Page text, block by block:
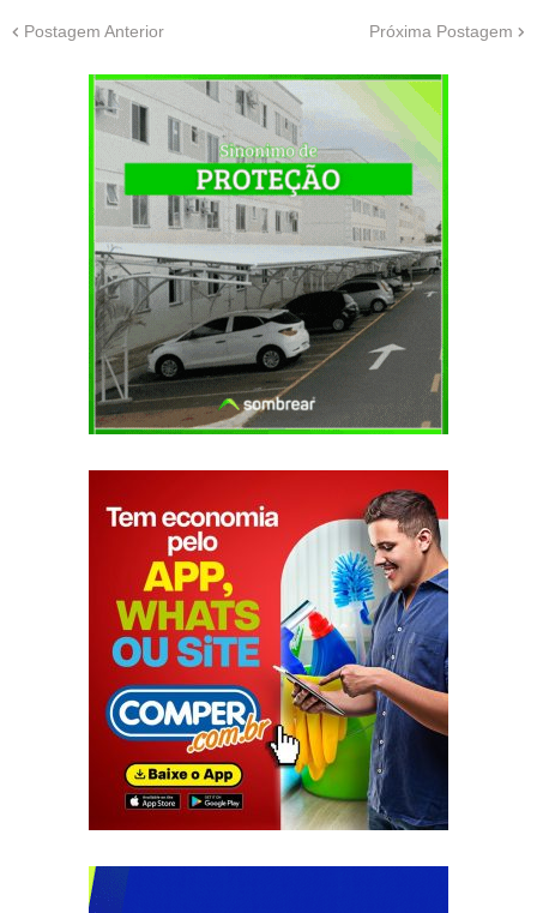
Postagem Anterior Próxima Postagem